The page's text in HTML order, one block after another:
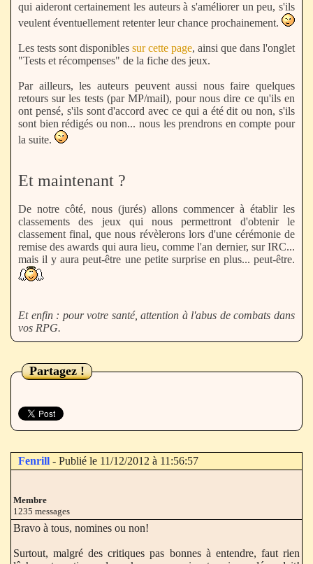
qui aideront certainement les auteurs à s'améliorer un peu, s'ils
veulent éventuellement retenter leur chance prochainement.
Les tests sont disponibles sur cette page, ainsi que dans l'onglet
"Tests et récompenses" de la fiche des jeux.
Par ailleurs, les auteurs peuvent aussi nous faire quelques
retours sur les tests (par MP/mail), pour nous dire ce qu'ils en
ont pensé, s'ils sont d'accord avec ce qui a été dit ou non, s'ils
sont bien rédigés ou non... nous les prendrons en compte pour
la suite.
Et maintenant ?
De notre côté, nous (jurés) allons commencer à établir les
classements des jeux qui nous permettront d'obtenir le
classement final, que nous révèlerons lors d'une cérémonie de
remise des awards qui aura lieu, comme l'an dernier, sur IRC...
Et enfin : pour votre santé, attention à l'abus de combats dans
vos RPG.
Partagez !
Fenrill - Publié le 11/12/2012 à 11:56:57
Membre
1235 messages
Bravo à tous, nomines ou non!
Surtout, malgré des critiques pas bonnes à entendre, faut rien